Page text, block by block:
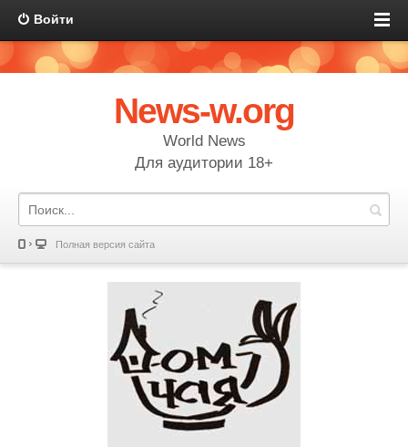
Войти
News-w.org
World News
Для аудитории 18+
Полная версия сайта